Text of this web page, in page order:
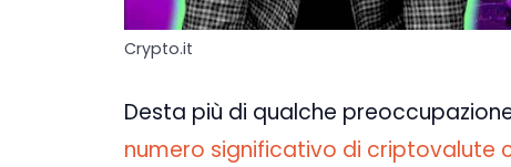
Crypto.it
Desta più di qualche
numero significativo di criptovalute